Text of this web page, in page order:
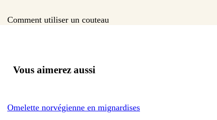
Comment utiliser un couteau
Vous aimerez aussi
Omelette norvégienne en mignardises